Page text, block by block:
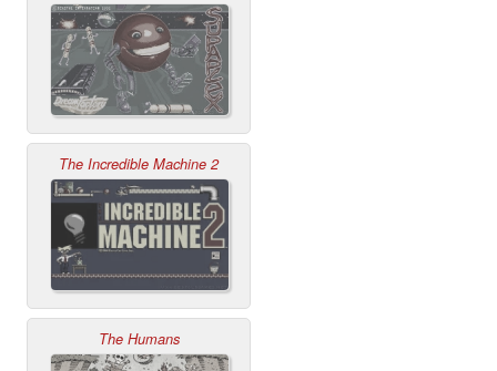
The Incredible Machine 2
The Humans